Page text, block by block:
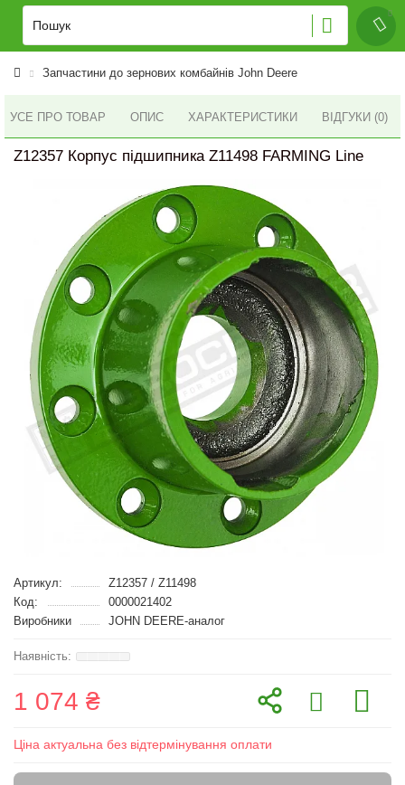
Запчастини до зернових комбайнів John Deere
УСЕ ПРО ТОВАР ОПИС ХАРАКТЕРИСТИКИ ВІДГУКИ (0)
Z12357 Корпус підшипника Z11498 FARMING Line
Артикул:
Z12357 / Z11498
Код:
0000021402
Виробники
JOHN DEERE-аналог
1 074 ₴
Ціна актуальна без відтермінування оплати